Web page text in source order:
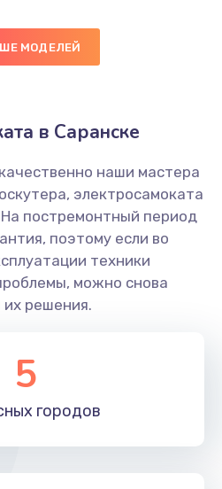
МОДЕЛЕЙ
в Саранске
наши мастера
электросамоката
На постремонтный период
поэтому если во
техники
можно снова
их решения.
5
городов